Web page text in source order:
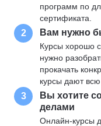
программ по
сертификата.
2 Вам нужно
Курсы хорошо
нужно
прокачать
курсы дают
3
Вы хотите
делами
Онлайн-курсы